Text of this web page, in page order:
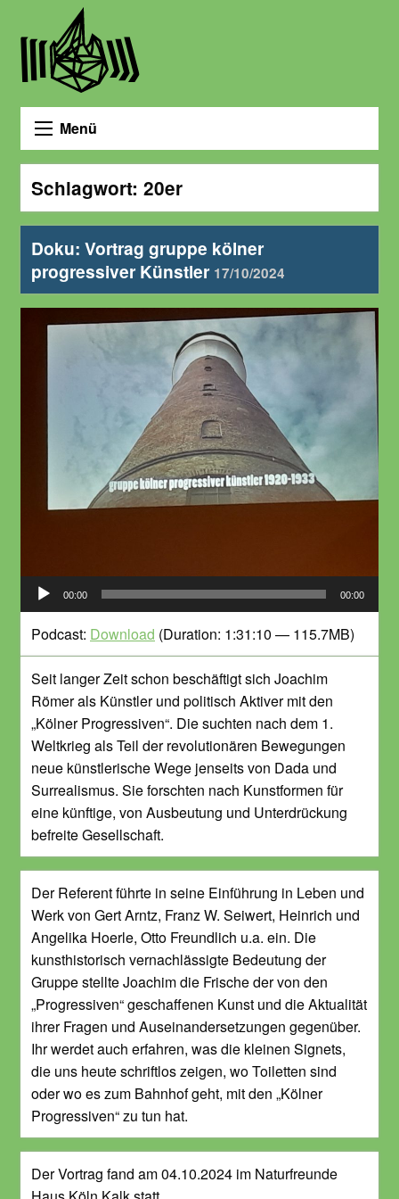
Menü
Schlagwort: 20er
Doku: Vortrag gruppe kölner
progressiver Künstler 17/10/2024
Audio-
Player
00:00 00:00
Podcast: Download (Duration: 1:31:10 — 115.7MB)
Seit langer Zeit schon beschäftigt sich Joachim
Römer als Künstler und politisch Aktiver mit den
„Kölner Progressiven“. Die suchten nach dem 1.
Weltkrieg als Teil der revolutionären Bewegungen
neue künstlerische Wege jenseits von Dada und
Surrealismus. Sie forschten nach Kunstformen für
eine künftige, von Ausbeutung und Unterdrückung
befreite Gesellschaft.
Der Referent führte in seine Einführung in Leben und
Werk von Gert Arntz, Franz W. Seiwert, Heinrich und
Angelika Hoerle, Otto Freundlich u.a. ein. Die
kunsthistorisch vernachlässigte Bedeutung der
Gruppe stellte Joachim die Frische der von den
„Progressiven“ geschaffenen Kunst und die Aktualität
ihrer Fragen und Auseinandersetzungen gegenüber.
Ihr werdet auch erfahren, was die kleinen Signets,
die uns heute schriftlos zeigen, wo Toiletten sind
oder wo es zum Bahnhof geht, mit den „Kölner
Progressiven“ zu tun hat.
Der Vortrag fand am 04.10.2024 im Naturfreunde